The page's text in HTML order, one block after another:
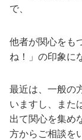
で、
他者が関心をも
ね！」の印象に
最近は、一般の
いますし、また
出て関心を集め
方からご相談を